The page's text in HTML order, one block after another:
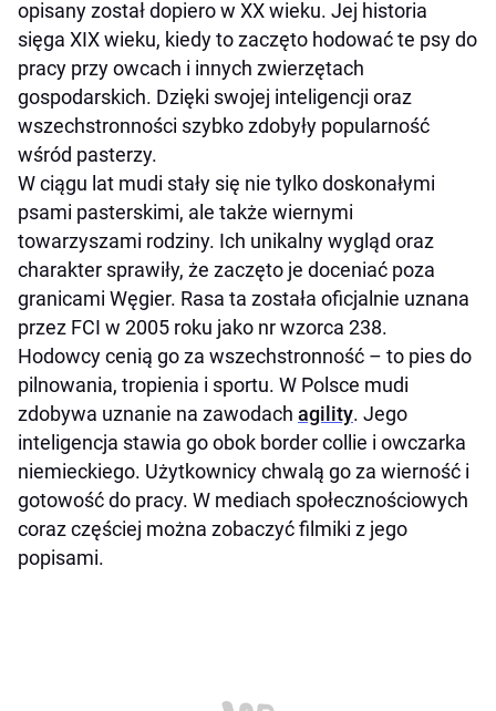
opisany został dopiero w XX wieku. Jej historia
sięga XIX wieku, kiedy to zaczęto hodować te psy do
pracy przy owcach i innych zwierzętach
gospodarskich. Dzięki swojej inteligencji oraz
wszechstronności szybko zdobyły popularność
wśród pasterzy.
W ciągu lat mudi stały się nie tylko doskonałymi
psami pasterskimi, ale także wiernymi
towarzyszami rodziny. Ich unikalny wygląd oraz
charakter sprawiły, że zaczęto je doceniać poza
granicami Węgier. Rasa ta została oficjalnie uznana
przez FCI w 2005 roku jako nr wzorca 238.
Hodowcy cenią go za wszechstronność – to pies do
pilnowania, tropienia i sportu. W Polsce mudi
zdobywa uznanie na zawodach agility. Jego
inteligencja stawia go obok border collie i owczarka
niemieckiego. Użytkownicy chwalą go za wierność i
gotowość do pracy. W mediach społecznościowych
coraz częściej można zobaczyć filmiki z jego
popisami.